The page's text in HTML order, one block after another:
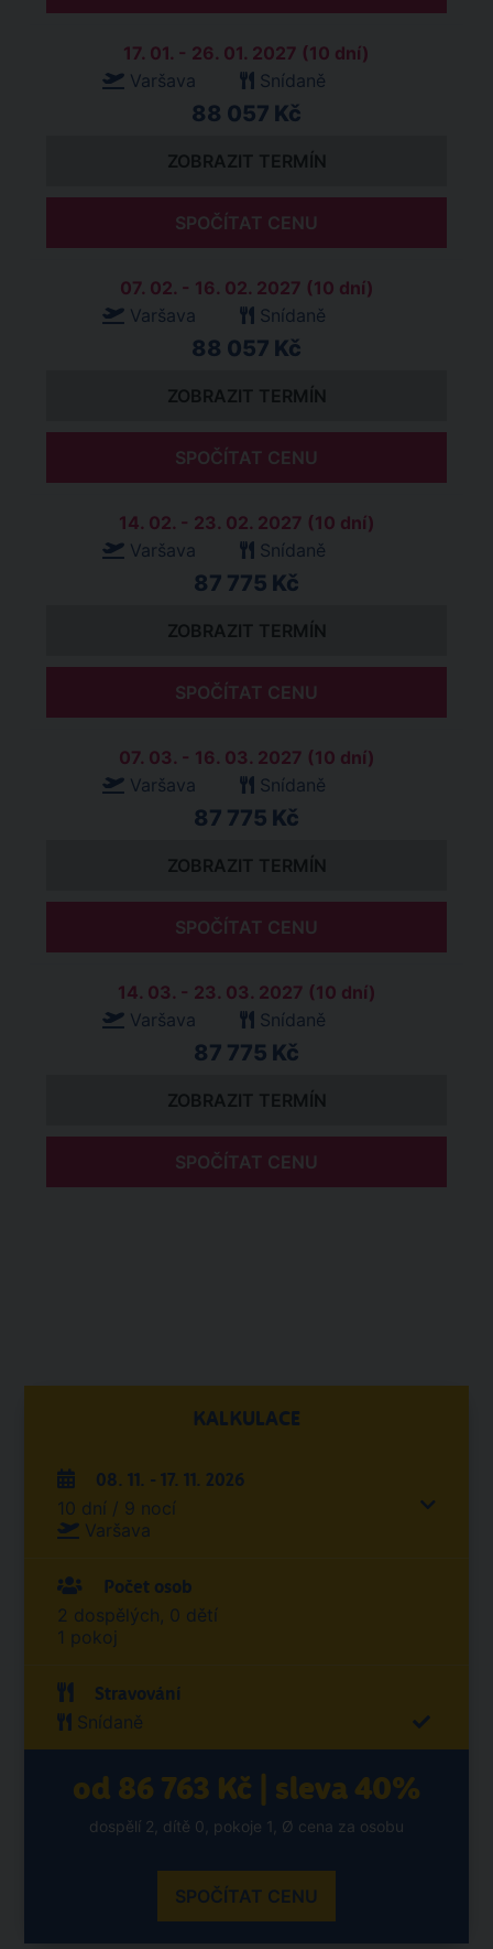
17. 01. - 26. 01. 2027 (10 dní)
Varšava
Snídaně
88 057 Kč
ZOBRAZIT TERMÍN
SPOČÍTAT CENU
07. 02. - 16. 02. 2027 (10 dní)
Varšava
Snídaně
88 057 Kč
ZOBRAZIT TERMÍN
SPOČÍTAT CENU
14. 02. - 23. 02. 2027 (10 dní)
Varšava
Snídaně
87 775 Kč
ZOBRAZIT TERMÍN
SPOČÍTAT CENU
07. 03. - 16. 03. 2027 (10 dní)
Varšava
Snídaně
87 775 Kč
ZOBRAZIT TERMÍN
SPOČÍTAT CENU
14. 03. - 23. 03. 2027 (10 dní)
Varšava
Snídaně
87 775 Kč
ZOBRAZIT TERMÍN
SPOČÍTAT CENU
KALKULACE
08. 11. - 17. 11. 2026
10 dní / 9 nocí
Varšava
Počet osob
2 dospělých, 0 dětí
1 pokoj
Stravování
Snídaně
od 86 763 Kč | sleva 40%
dospělí 2, dítě 0, pokoje 1, Ø cena za osobu
SPOČÍTAT CENU